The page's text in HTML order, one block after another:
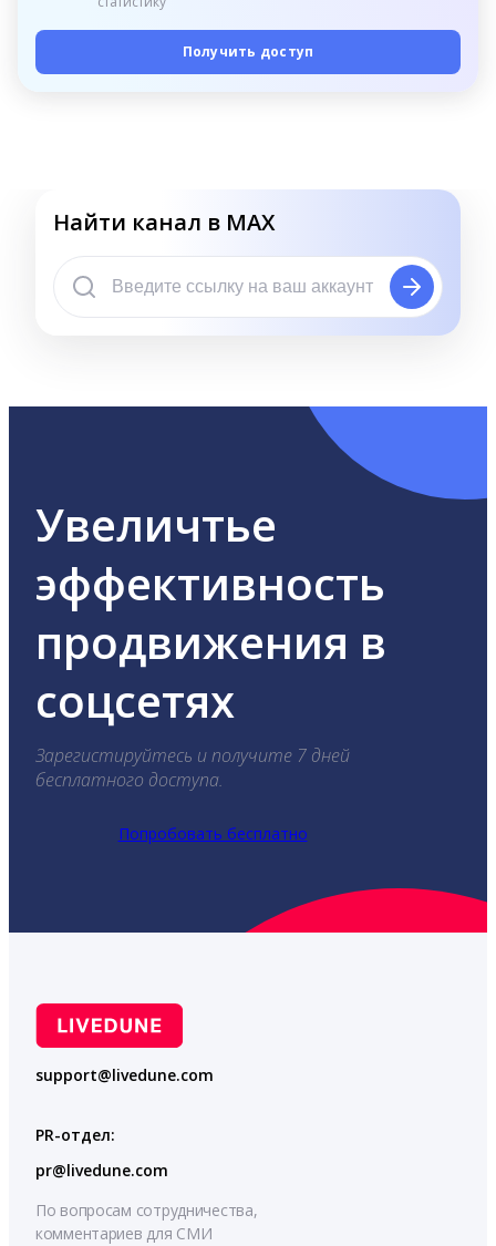
Получить доступ
Найти канал в MAX
Увеличтье
эффективность
продвижения в
соцсетях
Зарегистируйтесь и получите 7 дней
бесплатного доступа.
Попробовать бесплатно
support@livedune.com
PR-отдел:
pr@livedune.com
По вопросам сотрудничества,
комментариев для СМИ